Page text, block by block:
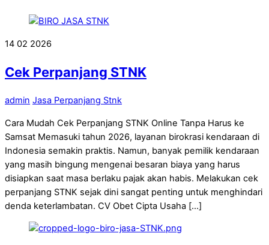
14 02 2026
Cek Perpanjang STNK
admin Jasa Perpanjang Stnk
Cara Mudah Cek Perpanjang STNK Online Tanpa Harus ke
Samsat Memasuki tahun 2026, layanan birokrasi kendaraan di
Indonesia semakin praktis. Namun, banyak pemilik kendaraan
yang masih bingung mengenai besaran biaya yang harus
disiapkan saat masa berlaku pajak akan habis. Melakukan cek
perpanjang STNK sejak dini sangat penting untuk menghindari
denda keterlambatan. CV Obet Cipta Usaha […]